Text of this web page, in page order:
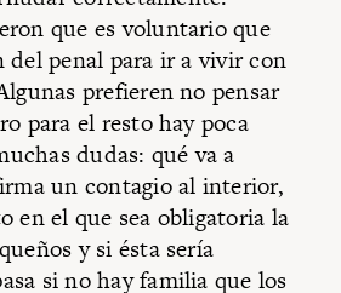
que es voluntario que
del penal para ir a vivir con
prefieren no pensar
para el resto hay poca
dudas: qué va a
un contagio al interior,
en el que sea obligatoria la
y si ésta sería
si no hay familia que los